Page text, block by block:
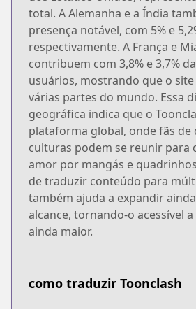
total. A Alemanha e a Índia
presença notável, com 5% e
respectivamente. A França e
contribuem com 3,8% e 3,7%
usuários, mostrando que o
várias partes do mundo. Essa
geográfica indica que o
plataforma global, onde fãs de
culturas podem se reunir para
amor por mangás e
de traduzir conteúdo para
também ajuda a expandir
alcance, tornando-o acessível
ainda maior.
como traduzir Toonclash